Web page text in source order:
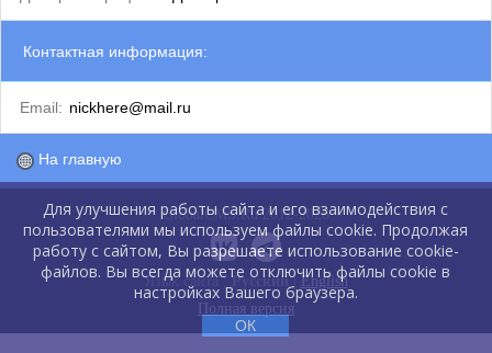
Контактная информация:
Email: nickhere@mail.ru
На главную
GlobalCMS.Ru 2012-2026
Язык сайта :Русский| English
Полная версия
Для улучшения работы сайта и его взаимодействия с
пользователями мы используем файлы cookie. Продолжая
работу с сайтом, Вы разрешаете использование cookie-
файлов. Вы всегда можете отключить файлы cookie в
настройках Вашего браузера.
ОК